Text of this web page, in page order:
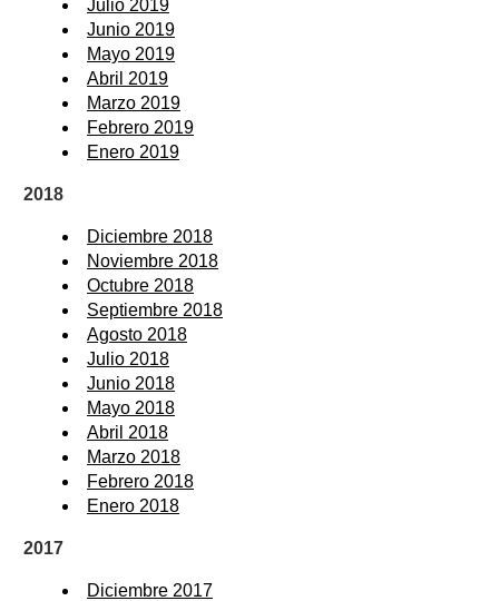
Julio 2019
Junio 2019
Mayo 2019
Abril 2019
Marzo 2019
Febrero 2019
Enero 2019
2018
Diciembre 2018
Noviembre 2018
Octubre 2018
Septiembre 2018
Agosto 2018
Julio 2018
Junio 2018
Mayo 2018
Abril 2018
Marzo 2018
Febrero 2018
Enero 2018
2017
Diciembre 2017